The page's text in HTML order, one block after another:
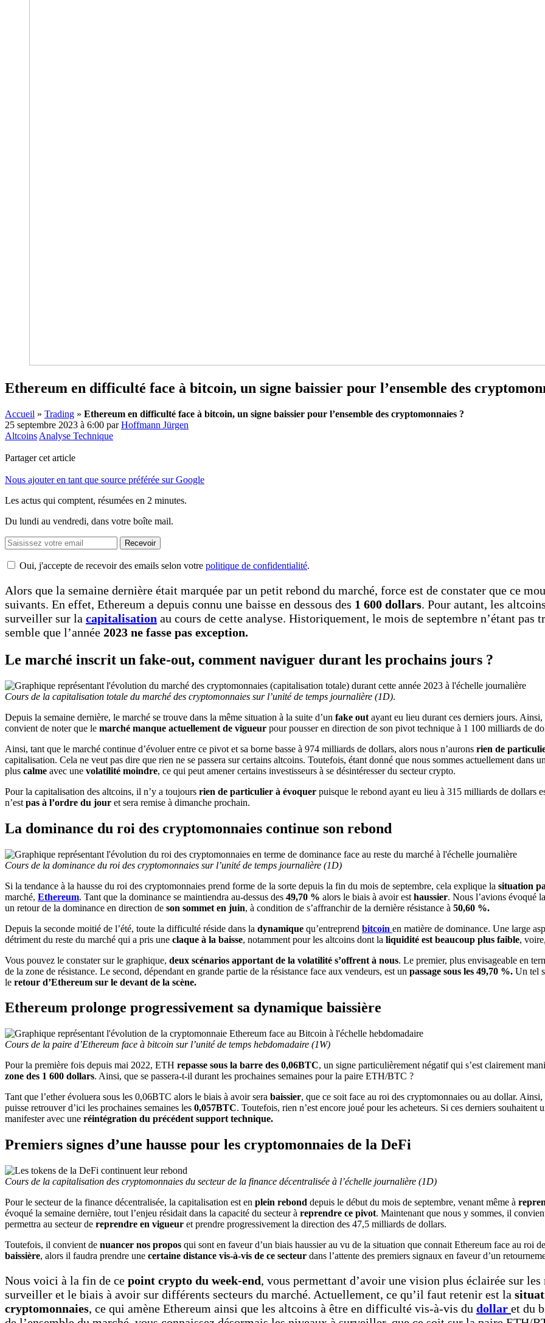
Ethereum en difficulté face à bitcoin, un signe baissier pour l’ensemble des
Accueil » Trading » Ethereum en difficulté face à bitcoin, un signe baissier pour l’ensemble des cryptomonnaies ?
25 septembre 2023 à 6:00 parHoffmann Jürgen
Altcoins Analyse Technique
Partager cet article
Nous ajouter en tant que source préférée sur Google
Les actus qui comptent, résumées en 2 minutes.
Du lundi au vendredi, dans votre boîte mail.
Recevoir
Oui, j'accepte de recevoir des emails selon votre politique de confidentialité.
Alors que la semaine dernière était marquée par un petit rebond du marché, force est de constater que ce
suivants. En effet, Ethereum a depuis connu une baisse en dessous des 1 600 dollars. Pour autant, les
surveiller sur la capitalisation au cours de cette analyse. Historiquement, le mois de septembre n’étant
semble que l’année 2023 ne fasse pas exception.
Le marché inscrit un fake-out, comment naviguer durant les prochains jours ?
Cours de la capitalisation totale du marché des cryptomonnaies sur l’unité de temps journalière (1D).
Depuis la semaine dernière, le marché se trouve dans la même situation à la suite d’un fake out ayant eu lieu durant ces derniers jours.
convient de noter que le marché manque actuellement de vigueur pour pousser en direction de son pivot technique à 1 100 milliards de
Ainsi, tant que le marché continue d’évoluer entre ce pivot et sa borne basse à 974 milliards de dollars, alors nous n’aurons rien de
capitalisation. Cela ne veut pas dire que rien ne se passera sur certains altcoins. Toutefois, étant donné que nous sommes actuellement dans
plus calme avec une volatilité moindre, ce qui peut amener certains investisseurs à se désintéresser du secteur crypto.
Pour la capitalisation des altcoins, il n’y a toujours rien de particulier à évoquer puisque le rebond ayant eu lieu à 315 milliards de dollars
n’est pas à l’ordre du jour et sera remise à dimanche prochain.
La dominance du roi des cryptomonnaies continue son rebond
Cours de la dominance du roi des cryptomonnaies sur l’unité de temps journalière (1D)
Si la tendance à la hausse du roi des cryptomonnaies prend forme de la sorte depuis la fin du mois de septembre, cela explique la situation
marché, Ethereum. Tant que la dominance se maintiendra au-dessus des 49,70 % alors le biais à avoir est haussier. Nous l’avions évoqué
un retour de la dominance en direction de son sommet en juin, à condition de s’affranchir de la dernière résistance à 50,60 %.
Depuis la seconde moitié de l’été, toute la difficulté réside dans la dynamique qu’entreprend bitcoin en matière de dominance. Une large
détriment du reste du marché qui a pris une claque à la baisse, notamment pour les altcoins dont la liquidité est beaucoup plus faible,
Vous pouvez le constater sur le graphique, deux scénarios apportant de la volatilité s’offrent à nous. Le premier, plus envisageable en
de la zone de résistance. Le second, dépendant en grande partie de la résistance face aux vendeurs, est un passage sous les 49,70 %. Un tel
le retour d’Ethereum sur le devant de la scène.
Ethereum prolonge progressivement sa dynamique baissière
Cours de la paire d’Ethereum face à bitcoin sur l’unité de temps hebdomadaire (1W)
Pour la première fois depuis mai 2022, ETH repasse sous la barre des 0,06BTC, un signe particulièrement négatif qui s’est clairement
zone des 1 600 dollars. Ainsi, que se passera-t-il durant les prochaines semaines pour la paire ETH/BTC ?
Tant que l’ether évoluera sous les 0,06BTC alors le biais à avoir sera baissier, que ce soit face au roi des cryptomonnaies ou au dollar.
puisse retrouver d’ici les prochaines semaines les 0,057BTC. Toutefois, rien n’est encore joué pour les acheteurs. Si ces derniers
manifester avec une réintégration du précédent support technique.
Premiers signes d’une hausse pour les cryptomonnaies de la DeFi
Cours de la capitalisation des cryptomonnaies du secteur de la finance décentralisée à l’échelle journalière (1D)
Pour le secteur de la finance décentralisée, la capitalisation est en plein rebond depuis le début du mois de septembre, venant même à
évoqué la semaine dernière, tout l’enjeu résidait dans la capacité du secteur à reprendre ce pivot. Maintenant que nous y sommes, il
permettra au secteur de reprendre en vigueur et prendre progressivement la direction des 47,5 milliards de dollars.
Toutefois, il convient de nuancer nos propos qui sont en faveur d’un biais haussier au vu de la situation que connait Ethereum face au roi
baissière, alors il faudra prendre une certaine distance vis-à-vis de ce secteur dans l’attente des premiers signaux en faveur d’un
Nous voici à la fin de ce point crypto du week-end, vous permettant d’avoir une vision plus éclairée sur
surveiller et le biais à avoir sur différents secteurs du marché. Actuellement, ce qu’il faut retenir est la
cryptomonnaies, ce qui amène Ethereum ainsi que les altcoins à être en difficulté vis-à-vis du dollar et du